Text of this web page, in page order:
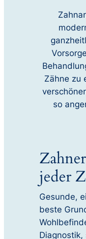
Zähne zu
so
jeder
Gesunde,
beste